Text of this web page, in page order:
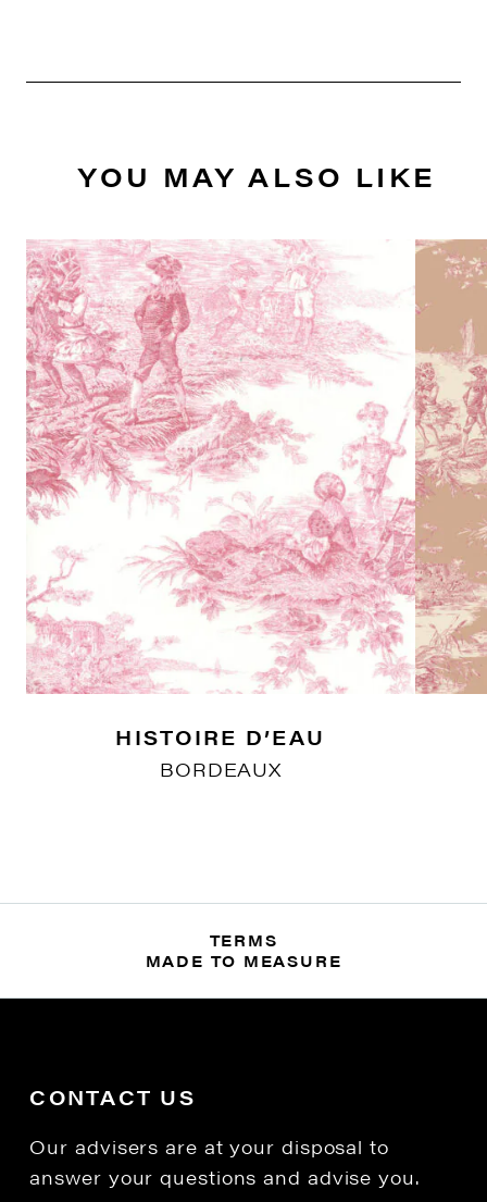
YOU MAY ALSO LIKE
HISTOIRE D’EAU
BORDEAUX
TERMS
MADE TO MEASURE
CONTACT US
Our advisers are at your disposal to
answer your questions and advise you.